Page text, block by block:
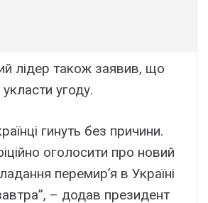
лідер також заявив, що
угоду.
гинуть без причини.
оголосити про новий
перемир’я в Україні
– додав президент